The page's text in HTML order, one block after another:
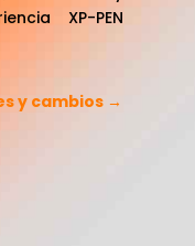
XP-PEN
y cambios →